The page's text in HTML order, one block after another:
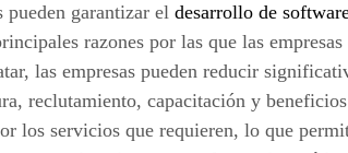
pueden garantizar eldesarrollo de
razones por las que las
las empresas pueden reducir
reclutamiento, capacitación y
los servicios que requieren, lo que